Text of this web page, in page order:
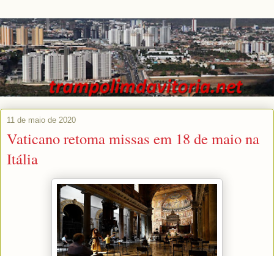
11 de maio de 2020
Vaticano retoma missas em 18 de maio na
Itália